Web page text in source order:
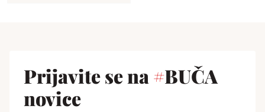
Prijavite se na#BUČA
novice